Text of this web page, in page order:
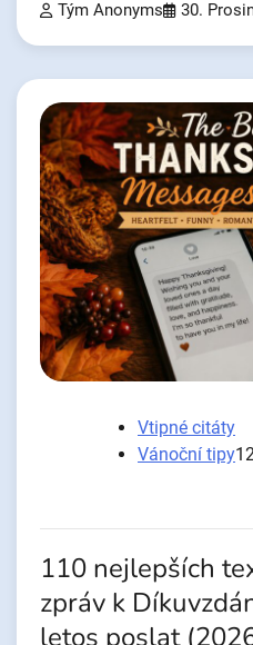
Tým Anonyms 30.
Vtipné citáty
Vánoční tipy
110 nejlepších
zpráv k